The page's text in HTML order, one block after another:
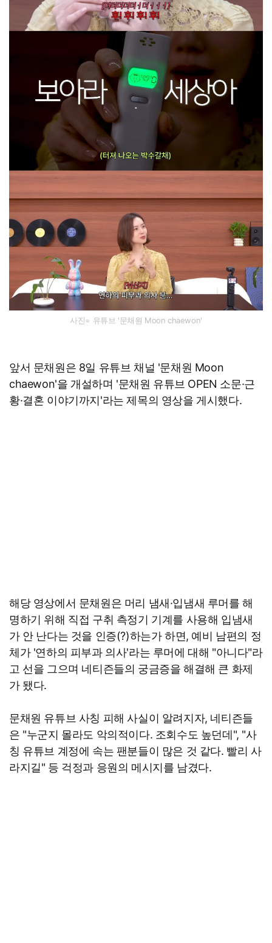
사진= 유튜브 '문채원 Moon chaewon'
앞서 문채원은 8일 유튜브 채널 '문채원 Moon
chaewon'을 개설하며 '문채원 유튜브 OPEN 소문·근
황·결혼 이야기까지'라는 제목의 영상을 게시했다.
해당 영상에서 문채원은 머리 냄새·입냄새 루머를 해
명하기 위해 직접 구취 측정기 기계를 사용해 입냄새
가 안 난다는 것을 인증(?)하는가 하면, 예비 남편의 정
체가 '연하의 피부과 의사'라는 루머에 대해 "아니다"라
고 선을 그으며 네티즌들의 궁금증을 해결해 큰 화제
가 됐다.
문채원 유튜브 사칭 피해 사실이 알려지자, 네티즌들
은 "누군지 몰라도 악의적이다. 조회수도 높던데", "사
칭 유튜브 계정에 속는 팬분들이 많은 것 같다. 빨리 사
라지길" 등 걱정과 응원의 메시지를 남겼다.